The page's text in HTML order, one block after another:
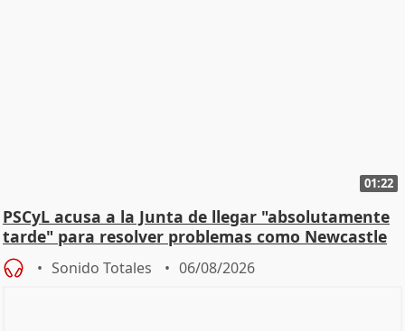
01:22
PSCyL acusa a la Junta de llegar "absolutamente
tarde" para resolver problemas como Newcastle
Sonido Totales 06/08/2026